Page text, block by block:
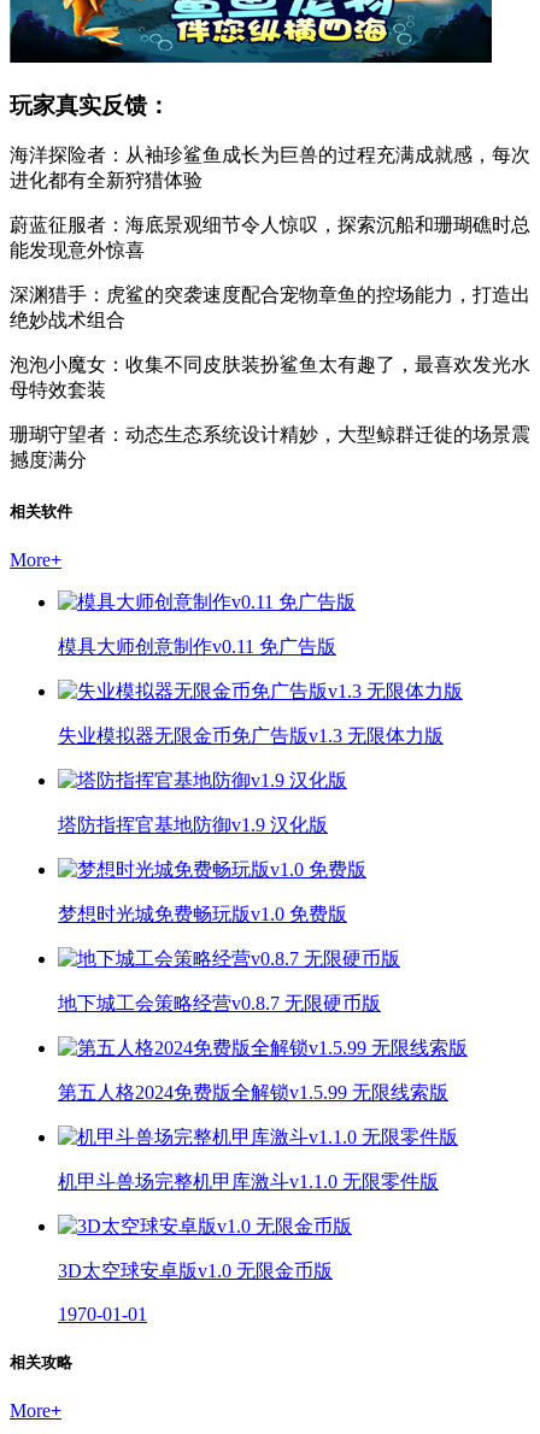
玩家真实反馈：
海洋探险者：从袖珍鲨鱼成长为巨兽的过程充满成就感，每次
进化都有全新狩猎体验
蔚蓝征服者：海底景观细节令人惊叹，探索沉船和珊瑚礁时总
能发现意外惊喜
深渊猎手：虎鲨的突袭速度配合宠物章鱼的控场能力，打造出
绝妙战术组合
泡泡小魔女：收集不同皮肤装扮鲨鱼太有趣了，最喜欢发光水
母特效套装
珊瑚守望者：动态生态系统设计精妙，大型鲸群迁徙的场景震
撼度满分
相关软件
More+
模具大师创意制作v0.11 免广告版
失业模拟器无限金币免广告版v1.3 无限体力版
塔防指挥官基地防御v1.9 汉化版
梦想时光城免费畅玩版v1.0 免费版
地下城工会策略经营v0.8.7 无限硬币版
第五人格2024免费版全解锁v1.5.99 无限线索版
机甲斗兽场完整机甲库激斗v1.1.0 无限零件版
3D太空球安卓版v1.0 无限金币版
1970-01-01
相关攻略
More+